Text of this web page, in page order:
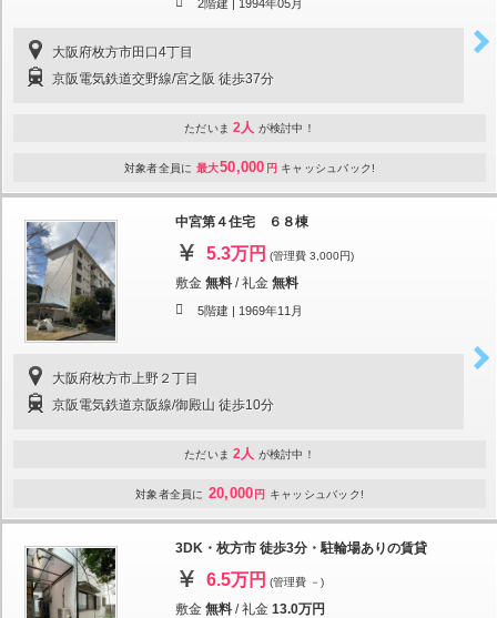
2階建 | 1994年05月
大阪府枚方市田口4丁目
京阪電気鉄道交野線/宮之阪 徒歩37分
ただいま 2人 が検討中！
対象者全員に 最大50,000 円 キャッシュバック!
中宮第４住宅 ６８棟
5.3万円 (管理費 3,000円)
敷金 無料 /礼金 無料
5階建 | 1969年11月
大阪府枚方市上野２丁目
京阪電気鉄道京阪線/御殿山 徒歩10分
ただいま 2人 が検討中！
対象者全員に 20,000 円 キャッシュバック!
3DK・枚方市 徒歩3分・駐輪場ありの賃貸
6.5万円 (管理費 －)
敷金 無料 /礼金 13.0万円